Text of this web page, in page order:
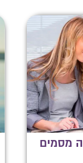
מסמים